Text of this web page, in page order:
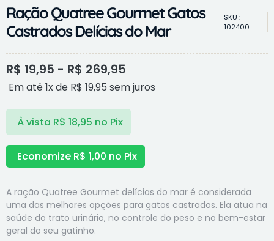
Ração Quatree Gourmet Gatos
Castrados Delícias do Mar
SKU :
102400
R$ 19,95 - R$ 269,95
Em até 1x de R$ 19,95 sem juros
À vista R$ 18,95 no Pix
Economize R$ 1,00 no Pix
A ração Quatree Gourmet delícias do mar é considerada
uma das melhores opções para gatos castrados. Ela atua na
saúde do trato urinário, no controle do peso e no bem-estar
geral do seu gatinho.